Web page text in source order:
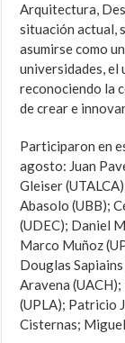
Arquitectura,
situación actual,
asumirse como
universidades, el
reconociendo la
de crear e
Participaron en
agosto: Juan
Gleiser
Abasolo (UBB);
(UDEC); Daniel
Marco Muñoz
Douglas
Aravena
(UPLA); Patricio
Cisternas;